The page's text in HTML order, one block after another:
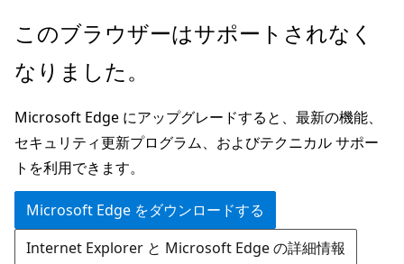
メ
ン
ン
テ
ン
ツ
に
ス
このブラウザーはサポートされなく
なりました。
Microsoft Edge にアップグレードすると、最新の機能、
セキュリティ更新プログラム、およびテクニカル サポー
トを利用できます。
Microsoft Edge をダウンロードする
Internet Explorer と Microsoft Edge の詳細情報